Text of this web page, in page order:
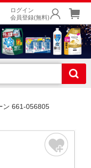
ログイン
会員登録(無料)
ン 661-056805